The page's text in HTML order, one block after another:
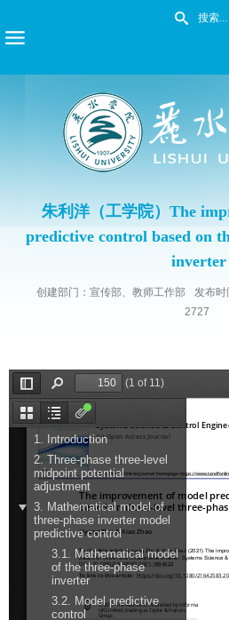
朱利洋（工学院）The
predictive control based on
inverter
创建部门：宣传部、教师工作部 发布
2727